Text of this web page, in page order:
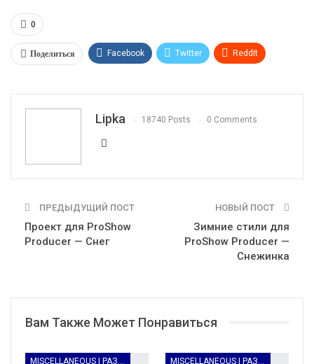
0
Поделиться Facebook Twitter ReddIt
Lipka 18740 Posts 0 Comments
ПРЕДЫДУЩИЙ ПОСТ
Проект для ProShow
Producer — Снег
НОВЫЙ ПОСТ
Зимние стили для
ProShow Producer —
Снежинка
Вам Также Может Понравиться